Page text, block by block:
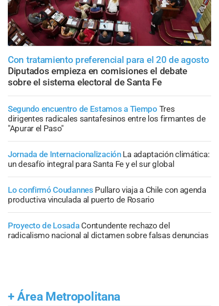
Con tratamiento preferencial para el 20 de agosto
Diputados empieza en comisiones el debate
sobre el sistema electoral de Santa Fe
Segundo encuentro de Estamos a Tiempo Tres
dirigentes radicales santafesinos entre los firmantes de
"Apurar el Paso"
Jornada de Internacionalización La adaptación climática:
un desafío integral para Santa Fe y el sur global
Lo confirmó Coudannes Pullaro viaja a Chile con agenda
productiva vinculada al puerto de Rosario
Proyecto de Losada Contundente rechazo del
radicalismo nacional al dictamen sobre falsas denuncias
+ Área Metropolitana